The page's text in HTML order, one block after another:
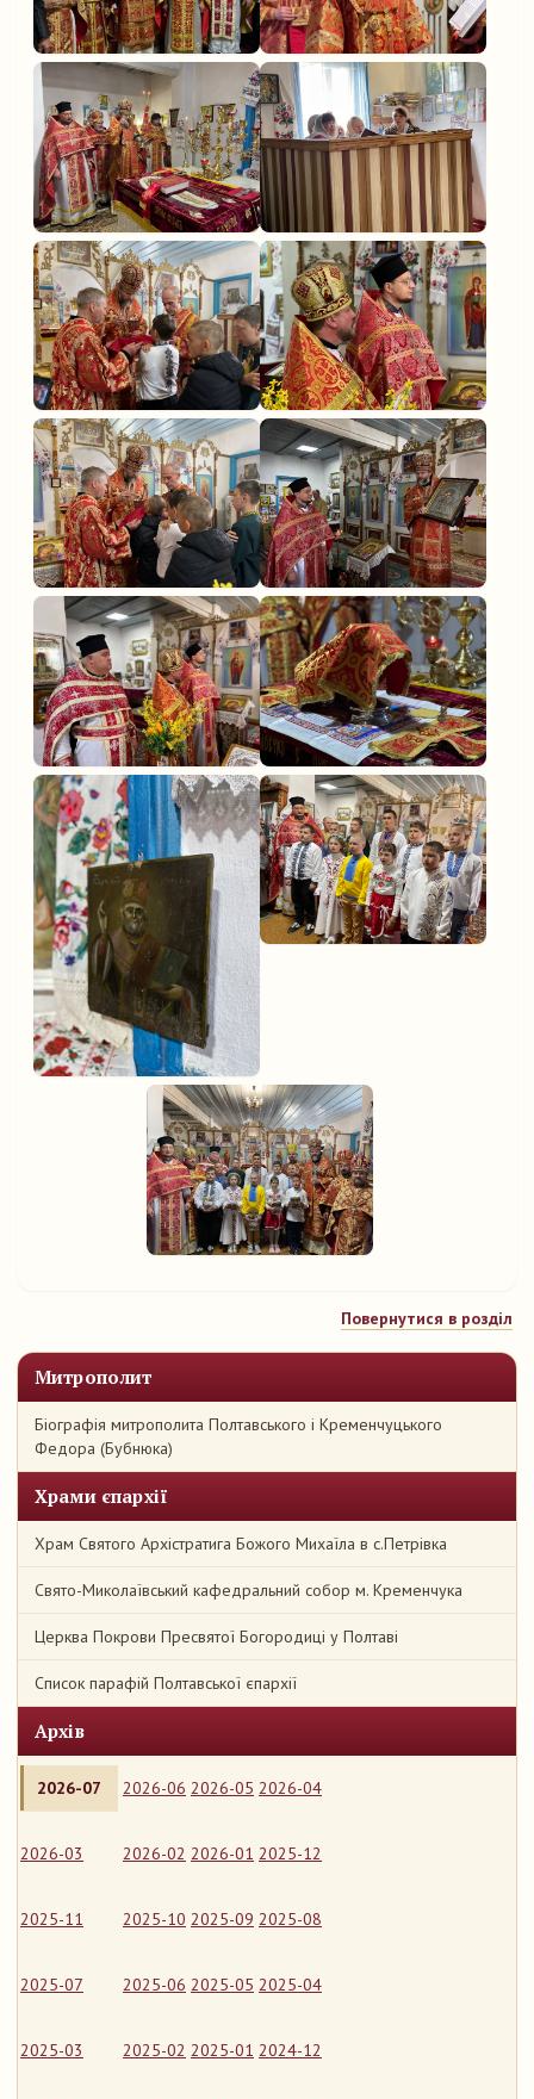
Митрополит
Біографія митрополита Полтавського і Кременчуцького
Федора (Бубнюка)
Храми єпархії
Храм Святого Архістратига Божого Михаїла в с.Петрівка
Свято-Миколаївський кафедральний собор м. Кременчука
Церква Покрови Пресвятої Богородиці у Полтаві
Список парафій Полтавської єпархії
Архів
2026-07 2026-06 2026-05 2026-04
2026-03 2026-02 2026-01 2025-12
2025-11 2025-10 2025-09 2025-08
2025-07 2025-06 2025-05 2025-04
2025-03 2025-02 2025-01 2024-12
Повернутися в розділ